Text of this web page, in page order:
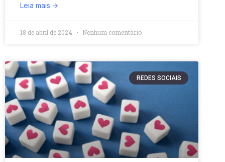
Leia mais
18 de abril de 2024 Nenhum comentário
REDES SOCIAIS